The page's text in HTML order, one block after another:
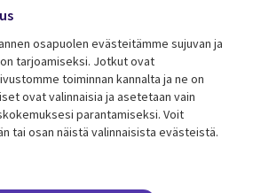
Lisätietoa
Legal
Tietosuoja
osapuolen evästeitämme sujuvan ja
tarjoamiseksi. Jotkut ovat
toiminnan kannalta ja ne on
ovat valinnaisia ​​ja asetetaan vain
parantamiseksi. Voit
tai osan näistä valinnaisista evästeistä.